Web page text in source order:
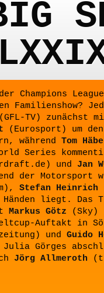
Champions
Familienshow?
TV) zunächst
(Eurosport) um
während Tom
Series
und Jan
der Motorsport
Stefan Heinrich
liegt. Das
Markus Götz (Sky)
Auftakt in
und Guido
Görges
Jörg Allmeroth